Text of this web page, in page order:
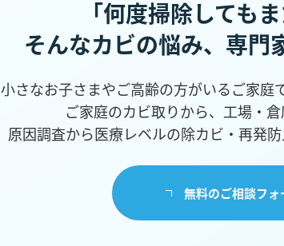
「何度掃除しても
そんなカビの悩み、 専門
小さなお子さまやご高齢の方がいるご家庭
ご家庭のカビ取りから、工場・
原因調査から医療レベルの除カビ・再発
無料のご相談フォ